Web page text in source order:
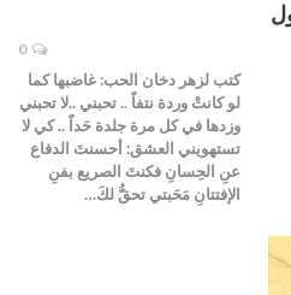
0
كتب لزهر دخان الحب: غاضبها كما
لو كانتْ وردة نتفاً .. تحبني ..لا تحبني
وزدها في كل مرة جلدة حَداً .. كي لا
تستهويني العشق: أحسنتَ الدفاع
عنِ الحِسانِ فكنتَ الصريع بفنِ
الإفتتانِ مَحَبتي تحقُّ لكَ…